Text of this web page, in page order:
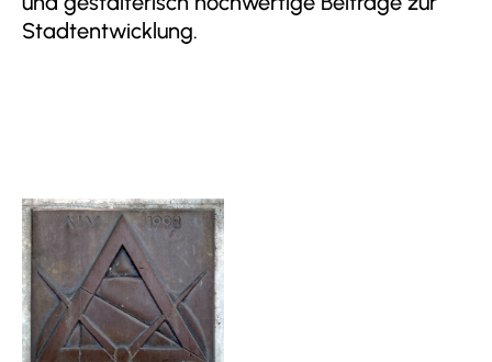
Stadtentwicklung.